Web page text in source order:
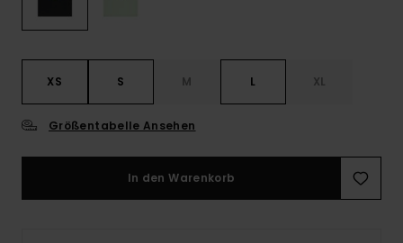
XS S M L XL
Größentabelle Ansehen
In den Warenkorb